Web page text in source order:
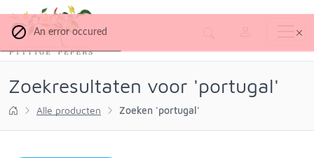
Zoekresultaten voor 'portugal'
Alle producten Zoeken 'portugal'
An error occured